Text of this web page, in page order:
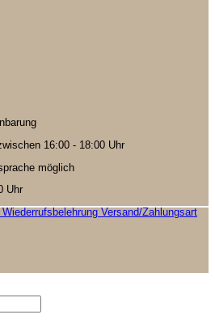
16:00 - 18:00 Uhr
möglich
Uhr
Wiederrufsbelehrung Versand/Zahlungsart